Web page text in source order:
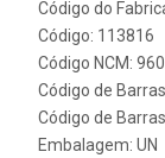
Código do
Código: 113816
Código NCM:
Código de
Código de
Embalagem: UN